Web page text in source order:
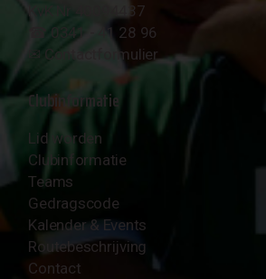
KvK Nr 40094437
☎︎ 0341 - 41 28 96
✉︎ Contactformulier
Clubinformatie
Lid worden
Clubinformatie
Teams
Gedragscode
Kalender & Events
Routebeschrijving
Contact